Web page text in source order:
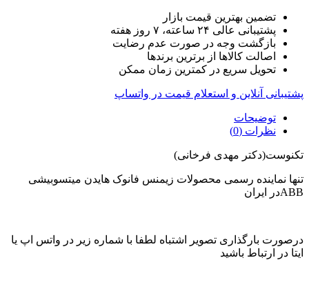
تضمین بهترین قیمت بازار
پشتیبانی عالی ۲۴ ساعته، ۷ روز هفته
بازگشت وجه در صورت عدم رضایت
اصالت کالاها از برترین برندها
تحویل سریع در کمترین زمان ممکن
پشتیبانی آنلاین و استعلام قیمت در واتساپ
توضیحات
نظرات (0)
تکنوست(دکتر مهدی فرخانی)
تنها نماینده رسمی محصولات زیمنس فانوک هایدن میتسوبیشی
ABBدر ایران
درصورت بارگذاری تصویر اشتباه لطفا با شماره زیر در واتس اپ یا
ایتا در ارتباط باشید